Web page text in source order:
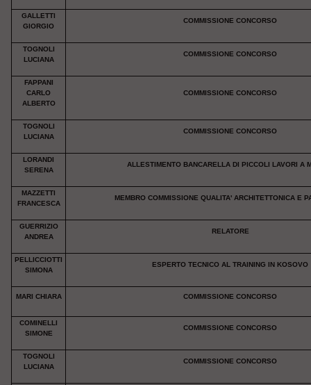
GALLETTI
GIORGIO
COMMISSIONE CONCORSO
TOGNOLI
LUCIANA
COMMISSIONE CONCORSO
FAPPANI
CARLO
ALBERTO
COMMISSIONE CONCORSO
TOGNOLI
LUCIANA
COMMISSIONE CONCORSO
LORANDI
SERENA
ALLESTIMENTO BANCARELLA DI PICCOLI LAVORI A
MAZZETTI
FRANCESCA
MEMBRO COMMISSIONE QUALITA' ARCHITETTONICA E
GUERRIZIO
ANDREA
RELATORE
PELLICCIOTTI
SIMONA
ESPERTO TECNICO AL TRAINING IN KOSOVO
MARI CHIARA COMMISSIONE CONCORSO
COMINELLI
SIMONE
COMMISSIONE CONCORSO
TOGNOLI
LUCIANA
COMMISSIONE CONCORSO